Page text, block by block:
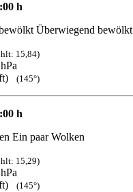
h
Überwiegend bewölkt
15,84)
(145°)
h
Ein paar Wolken
15,29)
(145°)